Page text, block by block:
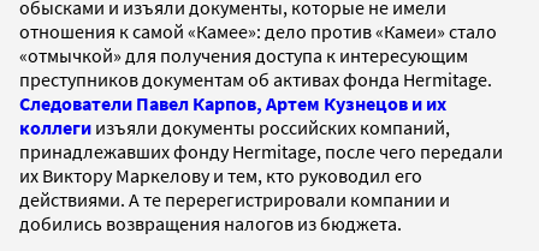
обысками и изъяли документы, которые не имели
отношения к самой «Камее»: дело против «Камеи» стало
«отмычкой» для получения доступа к интересующим
преступников документам об активах фонда Hermitage.
Следователи Павел Карпов, Артем Кузнецов и их
коллеги изъяли документы российских компаний,
принадлежавших фонду Hermitage, после чего передали
их Виктору Маркелову и тем, кто руководил его
действиями. А те перерегистрировали компании и
добились возвращения налогов из бюджета.